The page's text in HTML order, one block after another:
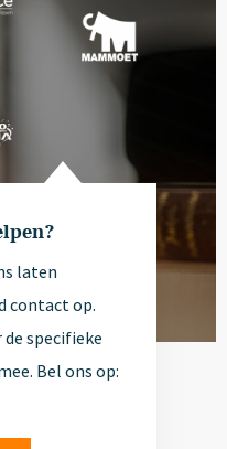
laten
contact op.
specifieke
Bel ons op: